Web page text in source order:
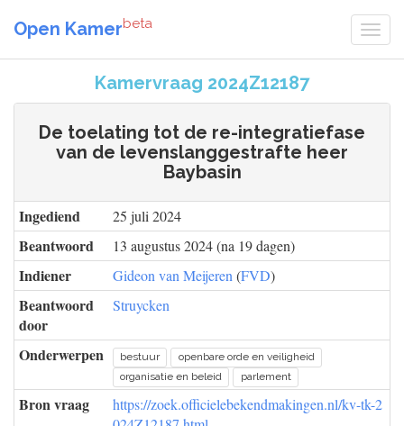
Open Kamerbeta
Kamervraag 2024Z12187
De toelating tot de re-integratiefase
van de levenslanggestrafte heer
Baybasin
Ingediend 25 juli 2024
Beantwoord 13 augustus 2024 (na 19 dagen)
Indiener Gideon van Meijeren (FVD)
Beantwoord
door
Struycken
Onderwerpen bestuur
openbare orde en veiligheid
organisatie en beleid
parlement
Bron vraag
https://zoek.officielebekendmakingen.nl/kv-tk-2